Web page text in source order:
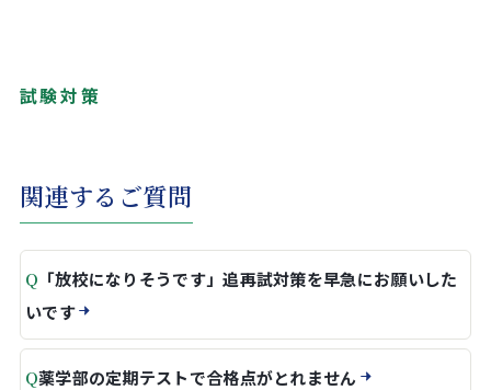
試験対策
関連するご質問
Q 「放校になりそうです」追再試対策を早急にお願いした
いです
Q薬学部の定期テストで合格点がとれません